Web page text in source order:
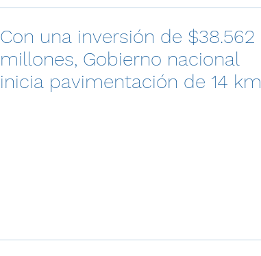
Con una inversión de $38.562
millones, Gobierno nacional
inicia pavimentación de 14 km